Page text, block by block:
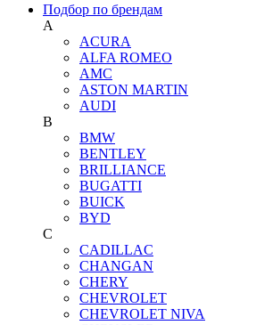
Подбор по брендам
A
ACURA
ALFA ROMEO
AMC
ASTON MARTIN
AUDI
B
BMW
BENTLEY
BRILLIANCE
BUGATTI
BUICK
BYD
C
CADILLAC
CHANGAN
CHERY
CHEVROLET
CHEVROLET NIVA